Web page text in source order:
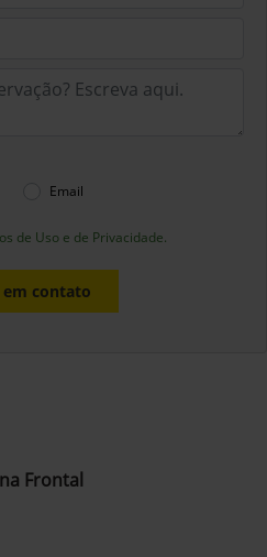
Email
de Uso e de Privacidade.
em contato
Frontal